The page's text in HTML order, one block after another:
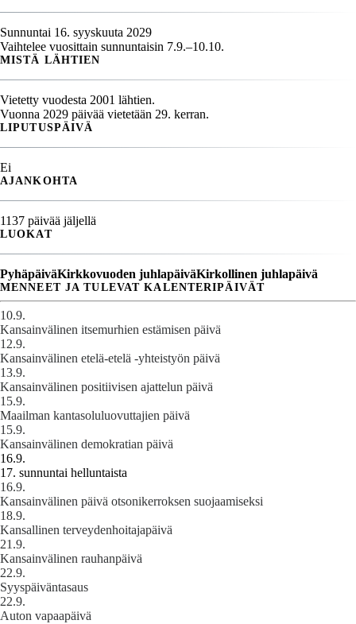
Sunnuntai 16. syyskuuta 2029
Vaihtelee vuosittain sunnuntaisin 7.9.–10.10.
MISTÄ LÄHTIEN
Vietetty vuodesta 2001 lähtien.
Vuonna 2029 päivää vietetään 29. kerran.
LIPUTUSPÄIVÄ
Ei
AJANKOHTA
1137 päivää jäljellä
LUOKAT
PyhäpäiväKirkkovuoden juhlapäiväKirkollinen juhlapäivä
MENNEET JA TULEVAT KALENTERIPÄIVÄT
10.9.
Kansainvälinen itsemurhien estämisen päivä
12.9.
Kansainvälinen etelä-etelä -yhteistyön päivä
13.9.
Kansainvälinen positiivisen ajattelun päivä
15.9.
Maailman kantasoluluovuttajien päivä
15.9.
Kansainvälinen demokratian päivä
16.9.
17. sunnuntai helluntaista
16.9.
Kansainvälinen päivä otsonikerroksen suojaamiseksi
18.9.
Kansallinen terveydenhoitajapäivä
21.9.
Kansainvälinen rauhanpäivä
22.9.
Syyspäiväntasaus
22.9.
Auton vapaapäivä